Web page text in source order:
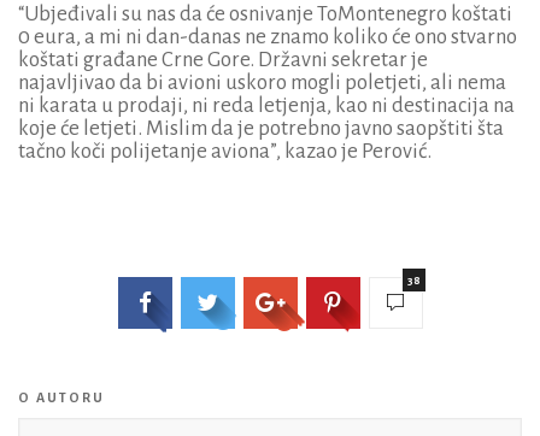
“Ubjeđivali su nas da će osnivanje ToMontenegro koštati
0 eura, a mi ni dan-danas ne znamo koliko će ono stvarno
koštati građane Crne Gore. Državni sekretar je
najavljivao da bi avioni uskoro mogli poletjeti, ali nema
ni karata u prodaji, ni reda letjenja, kao ni destinacija na
koje će letjeti. Mislim da je potrebno javno saopštiti šta
tačno koči polijetanje aviona”, kazao je Perović.
38
O AUTORU